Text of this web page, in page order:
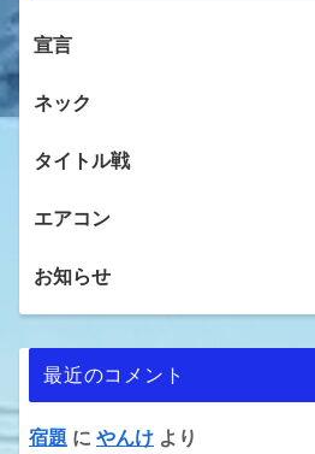
宣言
ネック
タイトル戦
エアコン
お知らせ
最近のコメント
宿題 に やんけ より